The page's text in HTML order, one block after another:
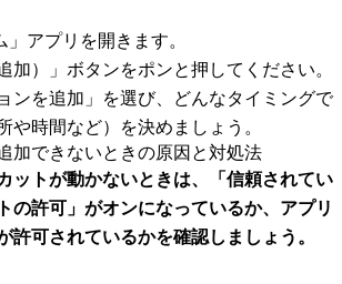
アプリを開きます。
）」ボタンをポンと押してください。
ンを追加」を選び、どんなタイミングで
や時間など）を決めましょう。
加できないときの原因と対処法
ットが動かないときは、「信頼されてい
の許可」がオンになっているか、アプリ
許可されているかを確認しましょう。